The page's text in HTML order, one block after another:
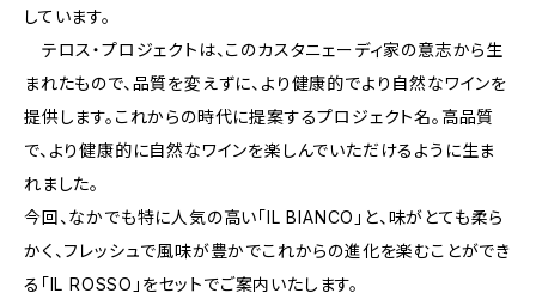
しています。
テロス・プロジェクトは、このカスタニェーディ家の意志から生
まれたもので、品質を変えずに、より健康的でより自然なワインを
提供します。これからの時代に提案するプロジェクト名。高品質
で、より健康的に自然なワインを楽しんでいただけるように生ま
れました。
今回、なかでも特に人気の高い「IL BIANCO」と、味がとても柔ら
かく、フレッシュで風味が豊かでこれからの進化を楽むことができ
る「IL ROSSO」をセットでご案内いたします。